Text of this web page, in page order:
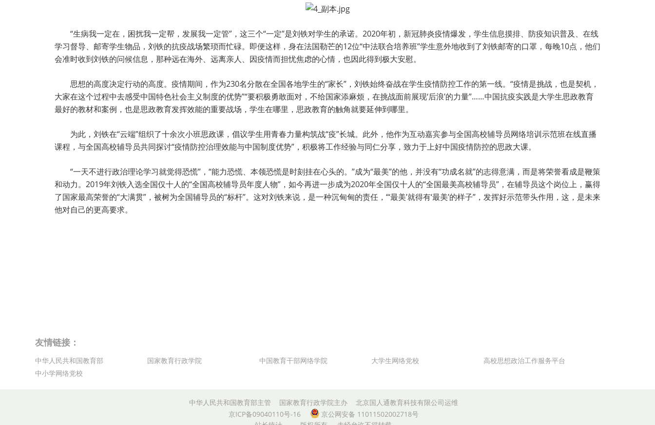
“生病我一定在，困扰我一定帮，发展我一定管”，这三个“一定”是刘铁对学生的承诺。2020年初，新冠肺炎疫情爆发，学生信息摸排、防疫知识普及、在线
学习督导、邮寄学生物品，刘铁的抗疫战场繁琐而忙碌。即便这样，身在法国勒芒的12位“中法联合培养班”学生意外地收到了刘铁邮寄的口罩，每晚10点，他们
会准时收到刘铁的问候信息，那种远在海外、远离亲人、因疫情而担忧焦虑的心情，也因此得到极大安慰。
思想的高度决定行动的高度。疫情期间，作为230名分散在全国各地学生的“家长”，刘铁始终奋战在学生疫情防控工作的第一线。“疫情是挑战，也是契机，
大家在这个过程中去感受中国特色社会主义制度的优势”“要积极勇敢面对，不给国家添麻烦，在挑战面前展现‘后浪’的力量”……中国抗疫实践是大学生思政教育
最好的教材和案例，也是思政教育发挥效能的重要战场，学生在哪里，思政教育的触角就要延伸到哪里。
为此，刘铁在“云端”组织了十余次小班思政课，倡议学生用青春力量构筑战“疫”长城。此外，他作为互动嘉宾参与全国高校辅导员网络培训示范班在线直播
课程，与全国高校辅导员共同探讨“疫情防控治理效能与中国制度优势”，积极将工作经验与同仁分享，致力于上好中国疫情防控的思政大课。
“一天不进行政治理论学习就觉得恐慌”，“能力恐慌、本领恐慌是时刻挂在心头的。”成为“最美”的他，并没有“功成名就”的志得意满，而是将荣誉看成是鞭策
和动力。2019年刘铁入选全国仅十人的“全国高校辅导员年度人物”，如今再进一步成为2020年全国仅十人的“全国最美高校辅导员”，在辅导员这个岗位上，赢得
了国家最高荣誉的“大满贯”，被树为全国辅导员的“标杆”。这对刘铁来说，是一种沉甸甸的责任，“‘最美’就得有‘最美’的样子”，发挥好示范带头作用，这，是未来
他对自己的更高要求。
友情链接：
中华人民共和国教育部 国家教育行政学院 中国教育干部网络学院 大学生网络党校
高校思想政治工作服务平台
中小学网络党校
中华人民共和国教育部主管 国家教育行政学院主办
北京国人通教育科技有限公司运维
京ICP备09040110号-16
京公网安备 11011502002718号